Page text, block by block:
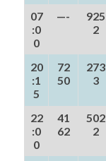
07
:0
0
—-
925
2
20
:1
5
72
50
273
3
22
:0
0
41
62
502
2